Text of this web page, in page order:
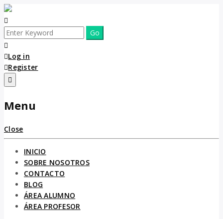
Log in
Register
Menu
Close
INICIO
SOBRE NOSOTROS
CONTACTO
BLOG
ÁREA ALUMNO
ÁREA PROFESOR